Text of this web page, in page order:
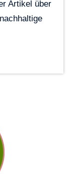
Artikel über